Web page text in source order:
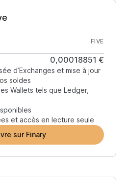
FIVE
0,00018851 €
d’Exchanges et mise à jour
soldes
Wallets tels que Ledger,
et accès en lecture seule
sur Finary